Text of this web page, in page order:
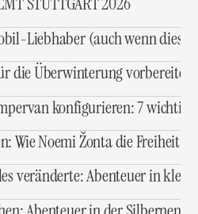
Liebhaber (auch wenn diese
die Überwinterung vorbereiten
konfigurieren: 7
Wie Noemi Žonta die Freiheit
veränderte: Abenteuer in